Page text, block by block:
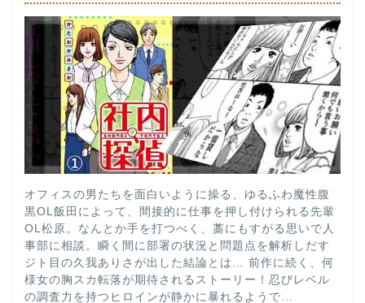
オフィスの男たちを面白いように操る、ゆるふわ魔性腹
黒OL飯田によって、間接的に仕事を押し付けられる先輩
OL松原。なんとか手を打つべく、藁にもすがる思いで人
事部に相談。瞬く間に部署の状況と問題点を解析しだす
ジト目の久我ありさが出した結論とは… 前作に続く、何
様女の胸スカ転落が期待されるストーリー！忍びレベル
の調査力を持つヒロインが静かに暴れるようで…